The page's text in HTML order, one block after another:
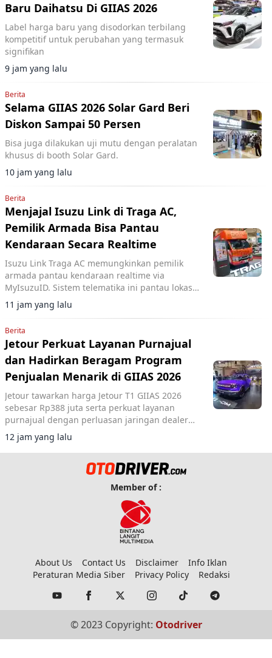
Baru Daihatsu Di GIIAS 2026
Label harga baru yang disodorkan terbilang
kompetitif untuk perubahan yang termasuk
signifikan
9 jam yang lalu
Berita
Selama GIIAS 2026 Solar Gard Beri
Diskon Sampai 50 Persen
Bisa juga dilakukan uji mutu dengan peralatan
khusus di booth Solar Gard.
10 jam yang lalu
Berita
Menjajal Isuzu Link di Traga AC,
Pemilik Armada Bisa Pantau
Kendaraan Secara Realtime
Isuzu Link Traga AC memungkinkan pemilik
armada pantau kendaraan realtime via
MyIsuzuID. Sistem telematika ini pantau lokasi,
kecepatan, dan operasional kendaraan.
11 jam yang lalu
Berita
Jetour Perkuat Layanan Purnajual
dan Hadirkan Beragam Program
Penjualan Menarik di GIIAS 2026
Jetour tawarkan harga Jetour T1 GIIAS 2026
sebesar Rp388 juta serta perkuat layanan
purnajual dengan perluasan jaringan dealer
hingga 40 showroom di GIIAS 2026.
12 jam yang lalu
Member of :
About Us Contact Us Disclaimer
Info Iklan
Peraturan Media Siber
Privacy Policy Redaksi
© 2023 Copyright: Otodriver